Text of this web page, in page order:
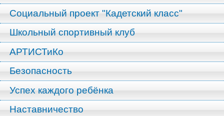
Социальный проект "Кадетский класс"
Школьный спортивный клуб
АРТИСТиКо
Безопасность
Успех каждого ребёнка
Наставничество